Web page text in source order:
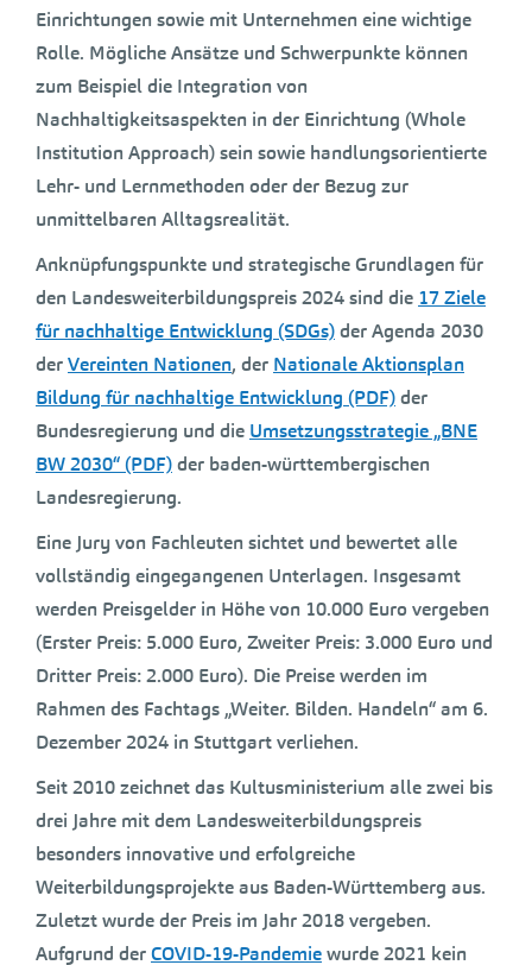
Einrichtungen sowie mit Unternehmen eine wichtige
Rolle. Mögliche Ansätze und Schwerpunkte können
zum Beispiel die Integration von
Nachhaltigkeitsaspekten in der Einrichtung (Whole
Institution Approach) sein sowie handlungsorientierte
Lehr- und Lernmethoden oder der Bezug zur
unmittelbaren Alltagsrealität.
Anknüpfungspunkte und strategische Grundlagen für
den Landesweiterbildungspreis 2024 sind die 17 Ziele
für nachhaltige Entwicklung (SDGs)der Agenda 2030
derVereinten Nationen, der Nationale Aktionsplan
Bildung für nachhaltige Entwicklung (PDF)der
Bundesregierung und die Umsetzungsstrategie „BNE
BW 2030“ (PDF)der baden-württembergischen
Landesregierung.
Eine Jury von Fachleuten sichtet und bewertet alle
vollständig eingegangenen Unterlagen. Insgesamt
werden Preisgelder in Höhe von 10.000 Euro vergeben
(Erster Preis: 5.000 Euro, Zweiter Preis: 3.000 Euro und
Dritter Preis: 2.000 Euro). Die Preise werden im
Rahmen des Fachtags „Weiter. Bilden. Handeln“ am 6.
Dezember 2024 in Stuttgart verliehen.
Seit 2010 zeichnet das Kultusministerium alle zwei bis
drei Jahre mit dem Landesweiterbildungspreis
besonders innovative und erfolgreiche
Weiterbildungsprojekte aus Baden-Württemberg aus.
Zuletzt wurde der Preis im Jahr 2018 vergeben.
Aufgrund derCOVID-19-Pandemiewurde 2021 kein